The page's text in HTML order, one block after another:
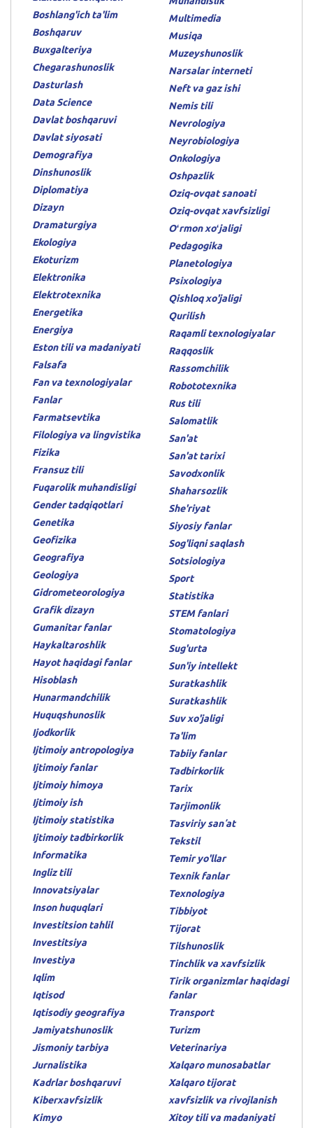
Boshlang'ich ta'lim
Boshqaruv
Buxgalteriya
Chegarashunoslik
Dasturlash
Data Science
Davlat boshqaruvi
Davlat siyosati
Demografiya
Dinshunoslik
Diplomatiya
Dizayn
Dramaturgiya
Ekologiya
Ekoturizm
Elektronika
Elektrotexnika
Energetika
Energiya
Eston tili va madaniyati
Falsafa
Fan va texnologiyalar
Fanlar
Farmatsevtika
Filologiya va lingvistika
Fizika
Fransuz tili
Fuqarolik muhandisligi
Gender tadqiqotlari
Genetika
Geofizika
Geografiya
Geologiya
Gidrometeorologiya
Grafik dizayn
Gumanitar fanlar
Haykaltaroshlik
Hayot haqidagi fanlar
Hisoblash
Hunarmandchilik
Huquqshunoslik
Ijodkorlik
Ijtimoiy antropologiya
Ijtimoiy fanlar
Ijtimoiy himoya
Ijtimoiy ish
Ijtimoiy statistika
Ijtimoiy tadbirkorlik
Informatika
Ingliz tili
Innovatsiyalar
Inson huquqlari
Investitsion tahlil
Investitsiya
Investiya
Iqlim
Iqtisod
Iqtisodiy geografiya
Jamiyatshunoslik
Jismoniy tarbiya
Jurnalistika
Kadrlar boshqaruvi
Kiberxavfsizlik
Kimyo
Multimedia
Musiqa
Muzeyshunoslik
Narsalar interneti
Neft va gaz ishi
Nemis tili
Nevrologiya
Neyrobiologiya
Onkologiya
Oshpazlik
Oziq-ovqat sanoati
Oziq-ovqat xavfsizligi
Oʻrmon xoʻjaligi
Pedagogika
Planetologiya
Psixologiya
Qishloq xo'jaligi
Qurilish
Raqamli texnologiyalar
Raqqoslik
Rassomchilik
Robototexnika
Rus tili
Salomatlik
San'at
San'at tarixi
Savodxonlik
Shaharsozlik
She'riyat
Siyosiy fanlar
Sog'liqni saqlash
Sotsiologiya
Sport
Statistika
STEM fanlari
Stomatologiya
Sug'urta
Sun'iy intellekt
Suratkashlik
Suratkashlik
Suv xo'jaligi
Ta'lim
Tabiiy fanlar
Tadbirkorlik
Tarix
Tarjimonlik
Tasviriy sanʼat
Tekstil
Temir yo'llar
Texnik fanlar
Texnologiya
Tibbiyot
Tijorat
Tilshunoslik
Tinchlik va xavfsizlik
Tirik organizmlar haqidagi
fanlar
Transport
Turizm
Veterinariya
Xalqaro munosabatlar
Xalqaro tijorat
xavfsizlik va rivojlanish
Xitoy tili va madaniyati